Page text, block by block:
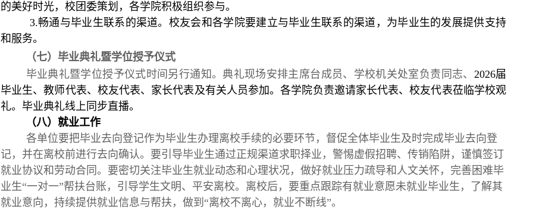
的美好时光，校团委策划，各学院积极组织参与。
3.畅通与毕业生联系的渠道。校友会和各学院要建立与毕业生联系的渠道，为毕业生的发展提供支持
和服务。
（七）毕业典礼暨学位授予仪式
毕业典礼暨学位授予仪式时间另行通知。典礼现场安排主席台成员、学校机关处室负责同志、 2026届
毕业生、教师代表、校友代表、家长代表及有关人员参加。各学院负责邀请家长代表、校友代表莅临学校观
礼。毕业典礼线上同步直播。
（八）就业工作
各单位要把毕业去向登记作为毕业生办理离校手续的必要环节，督促全体毕业生及时完成毕业去向登
记，并在离校前进行去向确认。要引导毕业生通过正规渠道求职择业，警惕虚假招聘、传销陷阱，谨慎签订
就业协议和劳动合同。要密切关注毕业生就业动态和心理状况，做好就业压力疏导和人文关怀，完善困难毕
业生“一对一”帮扶台账，引导学生文明、平安离校。离校后，要重点跟踪有就业意愿未就业毕业生，了解其
就业意向，持续提供就业信息与帮扶，做到“离校不离心，就业不断线”。